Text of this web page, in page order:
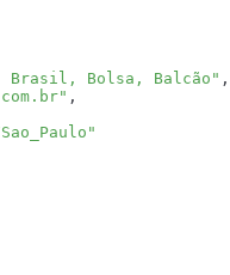
Brasil, Bolsa, Balcão"